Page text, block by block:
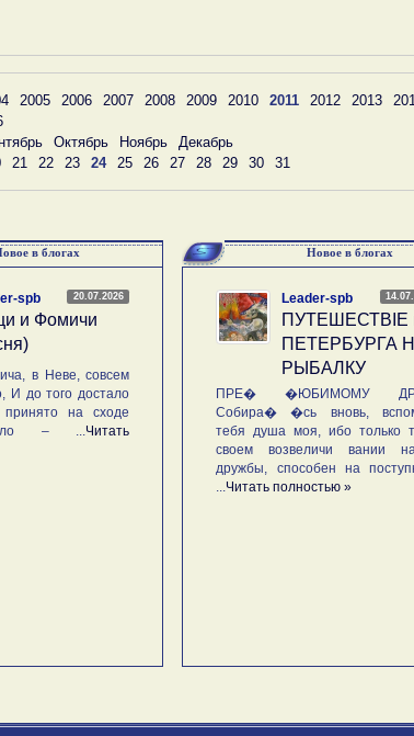
2005 2006 2007 2008 2009 2010 2011 2012 2013
Октябрь Ноябрь
Декабрь
21 22 23 24 25 26 27 28 29 30 31
в блогах
20.07.2026
spb
и Фомичи
в Неве, совсем
И до того достало
на сходе
– ...Читать
Новое в блогах
Leader-spb
ПУТЕШЕСТВIE
ПЕТЕРБУРГА
РЫБАЛКУ
ПРЕ� �ЮБИМОМУ
Собира� �сь вновь,
тебя душа моя, ибо только
своем возвеличи вании
дружбы, способен на
...Читать полностью »